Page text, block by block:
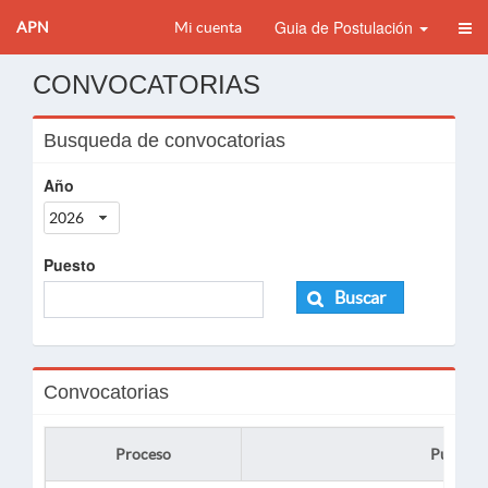
APN Mi cuenta Guia de Postulación
CONVOCATORIAS
Busqueda de convocatorias
Año
2026
Puesto
Buscar
Convocatorias
Proceso Puesto